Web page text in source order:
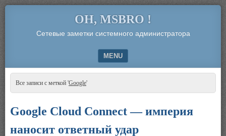
OH, MSBRO !
Сетевые заметки системного администратора
MENU
SKIP TO CONTENT
Все записи с меткой 'Google'
Google Cloud Connect — империя
наносит ответный удар